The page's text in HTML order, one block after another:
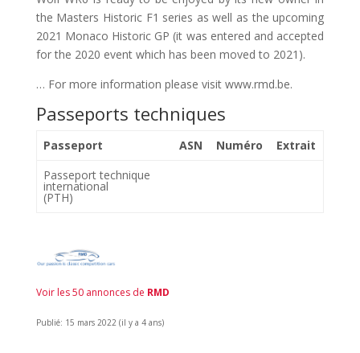
the Masters Historic F1 series as well as the upcoming
2021 Monaco Historic GP (it was entered and accepted
for the 2020 event which has been moved to 2021).
… For more information please visit www.rmd.be.
Passeports techniques
Passeport ASN Numéro
Extrait
Passeport technique
international
(PTH)
Voir les 50 annonces de RMD
Publié: 15 mars 2022 (il y a 4 ans)